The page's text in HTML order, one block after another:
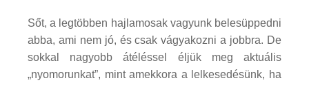
Sőt, a legtöbben hajlamosak vagyunk belesüppedni
abba, ami nem jó, és csak vágyakozni a jobbra. De
sokkal nagyobb átéléssel éljük meg aktuális
„nyomorunkat”, mint amekkora a lelkesedésünk, ha